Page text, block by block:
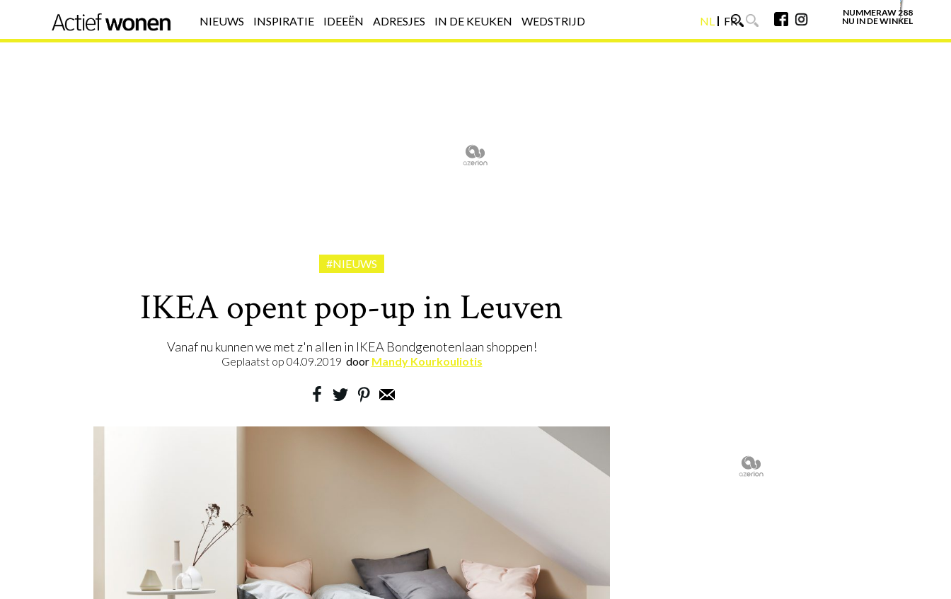
NIEUWS INSPIRATIE IDEEËN ADRESJES IN DE KEUKEN WEDSTRIJD
NL
FR
NUMMERAW 288
NU IN DE WINKEL
#NIEUWS
IKEA opent pop-up in Leuven
Vanaf nu kunnen we met z'n allen in IKEA Bondgenotenlaan shoppen!
Geplaatst op 04.09.2019 door Mandy Kourkouliotis